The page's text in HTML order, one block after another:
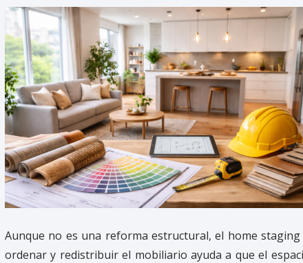
Aunque no es una reforma estructural, el home
ordenar y redistribuir el mobiliario ayuda a que el